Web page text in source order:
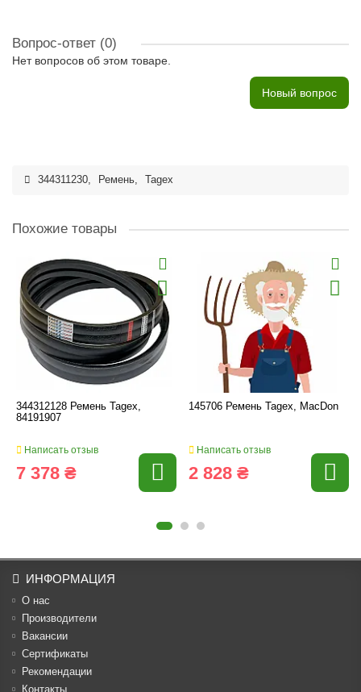
Вопрос-ответ (0)
Нет вопросов об этом товаре.
Новый вопрос
344311230, Ремень, Tagex
Похожие товары
344312128 Ремень Tagex,
84191907
Написать отзыв
7 378 ₴
145706 Ремень Tagex, MacDon
Написать отзыв
2 828 ₴
ИНФОРМАЦИЯ
О нас
Производители
Вакансии
Cертификаты
Рекомендации
Контакты